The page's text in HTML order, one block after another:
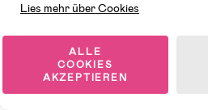
35,99 €
UVP: 42,99 €
Lies mehr über Cookies
ALLE
COOKIES
AKZEPTIEREN